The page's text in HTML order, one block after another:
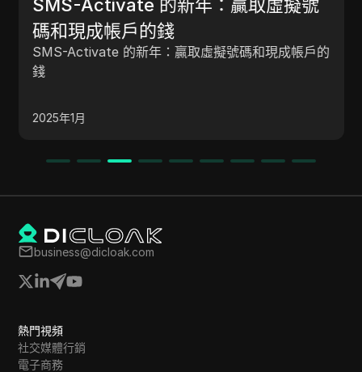
SMS-Activate 的新年：贏取虛擬號
碼和現成帳戶的錢
SMS-Activate 的新年：贏取虛擬號碼和現成帳戶的
錢
2025年1月
business@dicloak.com
熱門視頻
社交媒體行銷
電子商務